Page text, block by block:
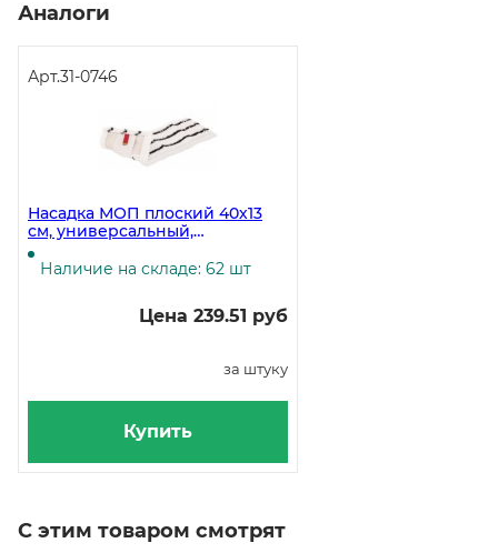
Аналоги
Арт.31-0746
Насадка МОП плоский 40х13
см, универсальный,
микрофибра, жесткий абразив
Наличие на складе: 62 шт
Цена 239.51 руб
за штуку
Купить
С этим товаром смотрят